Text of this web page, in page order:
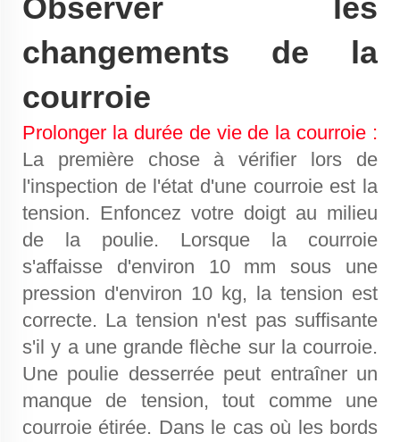
Observer les
changements de la
courroie
Prolonger la durée de vie de la courroie :
La première chose à vérifier lors de
l'inspection de l'état d'une courroie est la
tension. Enfoncez votre doigt au milieu
de la poulie. Lorsque la courroie
s'affaisse d'environ 10 mm sous une
pression d'environ 10 kg, la tension est
correcte. La tension n'est pas suffisante
s'il y a une grande flèche sur la courroie.
Une poulie desserrée peut entraîner un
manque de tension, tout comme une
courroie étirée. Dans le cas où les bords